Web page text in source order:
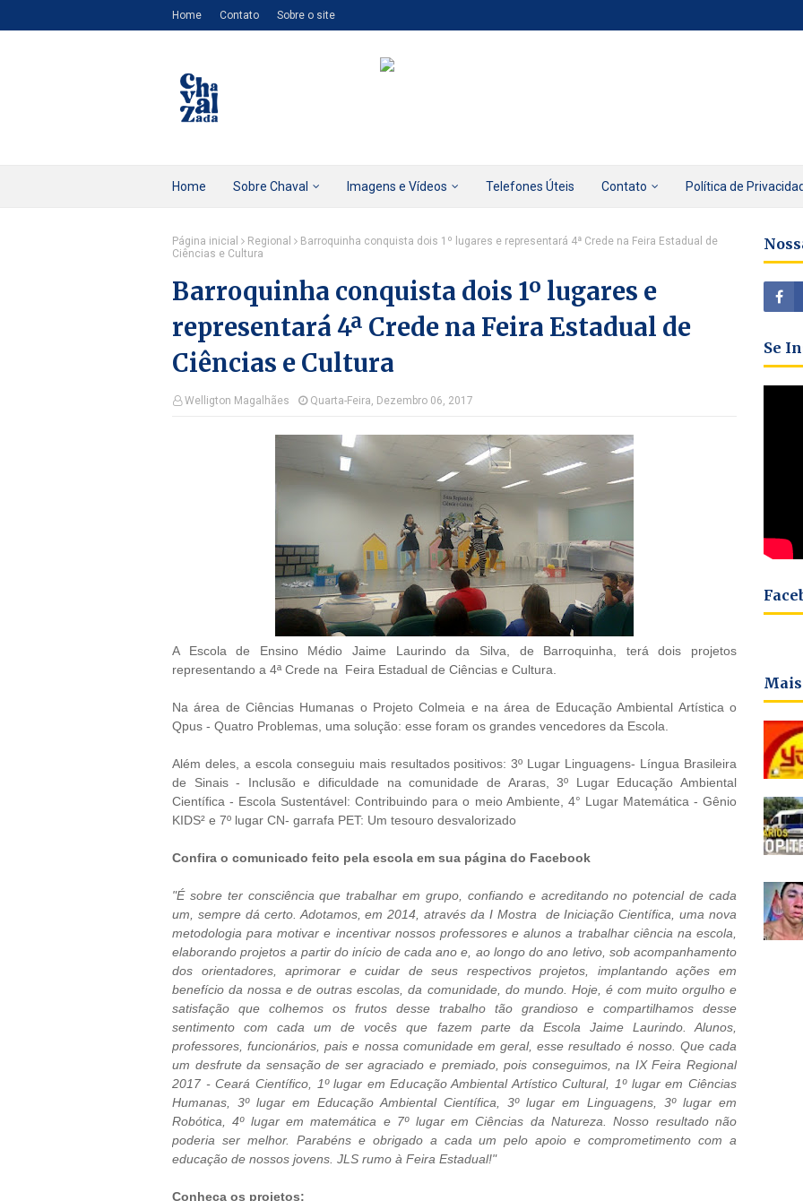
Home Contato Sobre o site
Home Sobre Chaval Imagens e Vídeos Telefones Úteis Contato Política de
Página inicial Regional
Barroquinha conquista dois 1º lugares e representará 4ª Crede na Feira Estadual de
Ciências e Cultura
Barroquinha conquista dois 1º lugares e
representará 4ª Crede na Feira Estadual de
Ciências e Cultura
Welligton Magalhães Quarta-Feira, Dezembro 06, 2017
A Escola de Ensino Médio Jaime Laurindo da Silva, de Barroquinha, terá dois projetos
representando a 4ª Crede na Feira Estadual de Ciências e Cultura.
Na área de Ciências Humanas o Projeto Colmeia e na área de Educação Ambiental Artística o
Qpus - Quatro Problemas, uma solução: esse foram os grandes vencedores da Escola.
Além deles, a escola conseguiu mais resultados positivos: 3º Lugar Linguagens- Língua Brasileira
de Sinais - Inclusão e dificuldade na comunidade de Araras,3º Lugar Educação Ambiental
Científica - Escola Sustentável: Contribuindo para o meio Ambiente, 4° Lugar Matemática - Gênio
KIDS² e 7º lugar CN- garrafa PET: Um tesouro desvalorizado
Confira o comunicado feito pela escola em sua página do Facebook
"É sobre ter consciência que trabalhar em grupo, confiando e acreditando no potencial de cada
um, sempre dá certo. Adotamos, em 2014, através da I Mostra de Iniciação Científica, uma nova
metodologia para motivar e incentivar nossos professores e alunos a trabalhar ciência na escola,
elaborando projetos a partir do início de cada ano e, ao longo do ano letivo, sob acompanhamento
dos orientadores, aprimorar e cuidar de seus respectivos projetos, implantando ações em
benefício da nossa e de outras escolas, da comunidade, do mundo. Hoje, é com muito orgulho e
satisfação que colhemos os frutos desse trabalho tão grandioso e compartilhamos desse
sentimento com cada um de vocês que fazem parte da Escola Jaime Laurindo. Alunos,
professores, funcionários, pais e nossa comunidade em geral, esse resultado é nosso. Que cada
um desfrute da sensação de ser agraciado e premiado, pois conseguimos, na IX Feira Regional
2017 - Ceará Científico, 1º lugar em Educação Ambiental Artístico Cultural, 1º lugar em Ciências
Humanas, 3º lugar em Educação Ambiental Científica, 3º lugar em Linguagens, 3º lugar em
Robótica, 4º lugar em matemática e 7º lugar em Ciências da Natureza. Nosso resultado não
poderia ser melhor. Parabéns e obrigado a cada um pelo apoio e comprometimento com a
educação de nossos jovens. JLS rumo à Feira Estadual!"
Conheça os projetos:
Se